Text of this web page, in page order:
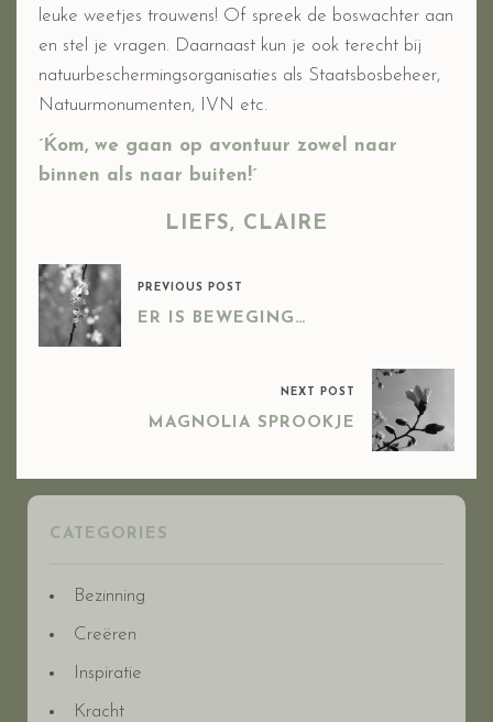
leuke weetjes trouwens! Of spreek de boswachter aan
en stel je vragen. Daarnaast kun je ook terecht bij
natuurbeschermingsorganisaties als Staatsbosbeheer,
Natuurmonumenten, IVN etc.
´Ḱom, we gaan op avontuur zowel naar
binnen als naar buiten!´
LIEFS, CLAIRE
PREVIOUS POST
ER IS BEWEGING…
NEXT POST
MAGNOLIA SPROOKJE
CATEGORIES
Bezinning
Creëren
Inspiratie
Kracht